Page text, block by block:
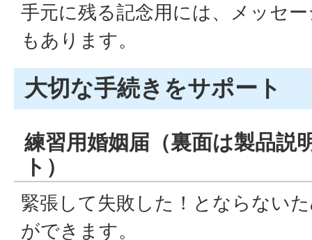
手元に残る記念用には、メッセ
もあります。
大切な手続きをサポート
練習用婚姻届（裏面は製品説
ト）
緊張して失敗した！とならない
ができます。